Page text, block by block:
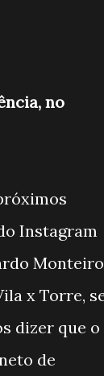
no
Instagram
x Torre,
dizer que o
de